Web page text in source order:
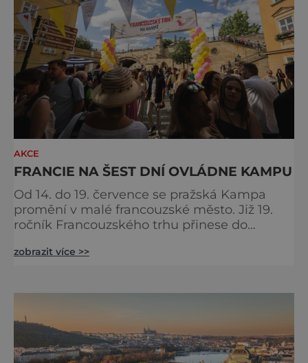
AKCE
FRANCIE NA ŠEST DNÍ OVLÁDNE KAMPU
Od 14. do 19. července se pražská Kampa
promění v malé francouzské město. Již 19.
ročník Francouzského trhu přinese do
gastronomie, vína, hudby a životního stylu,
jednotlivých regionů Francie, ochutnávat
speciality od samotných producentů a užíva
zobrazit více >>